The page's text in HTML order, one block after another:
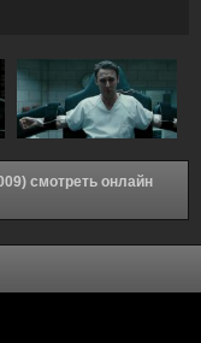
смотреть онлайн